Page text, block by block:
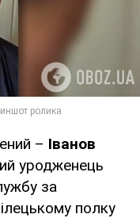
– Іванов
уродженець
за
полку